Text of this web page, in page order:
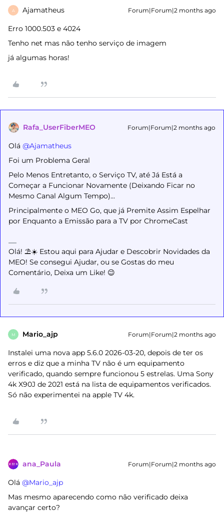
A Ajamatheus Forum|Forum|2 months ago
Erro 1000.503 e 4024
Tenho net mas não tenho serviço de imagem
já algumas horas!
Rafa_UserFiberMEO Forum|Forum|2 months ago
Olá ​ @Ajamatheus
Foi um Problema Geral
Pelo Menos Entretanto, o Serviço TV, até Já Está a
Começar a Funcionar Novamente (Deixando Ficar no
Mesmo Canal Algum Tempo)...
Principalmente o MEO Go, que já Premite Assim Espelhar
por Enquanto a Emissão para a TV por ChromeCast
Olá! ⛱️☀️ Estou aqui para Ajudar e Descobrir Novidades da
MEO! Se consegui Ajudar, ou se Gostas do meu
Comentário, Deixa um Like! 😉
M Mario_ajp Forum|Forum|2 months ago
Instalei uma nova app 5.6.0 2026-03-20, depois de ter os
erros e diz que a minha TV não é um equipamento
verificado, quando sempre funcionou 5 estrelas. Uma Sony
4k X90J de 2021 está na lista de equipamentos verificados.
Só não experimentei na apple TV 4k.
ana_Paula Forum|Forum|2 months ago
Olá ​ @Mario_ajp
Mas mesmo aparecendo como não verificado deixa
avançar certo?